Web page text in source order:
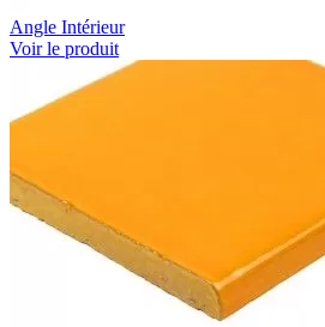
Angle Intérieur
Voir le produit